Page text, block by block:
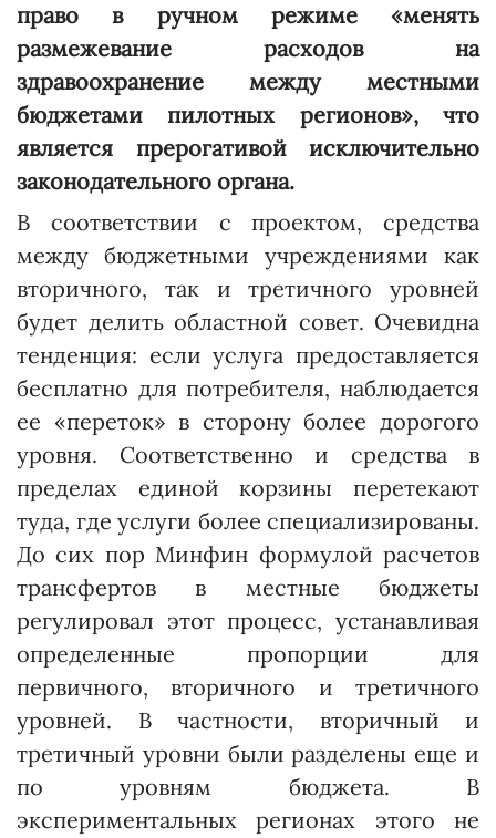
право в ручном режиме «менять
размежевание расходов на
здравоохранение между местными
бюджетами пилотных регионов», что
является прерогативой исключительно
законодательного органа.
В соответствии с проектом, средства
между бюджетными учреждениями как
вторичного, так и третичного уровней
будет делить областной совет. Очевидна
тенденция: если услуга предоставляется
бесплатно для потребителя, наблюдается
ее «переток» в сторону более дорогого
уровня. Соответст­венно и средст­ва в
пределах единой корзины перетекают
туда, где услуги более специализированы.
До сих пор Минфин формулой расчетов
трансфертов в местные бюджеты
регулировал этот процесс, устанавливая
определенные пропорции для
первичного, вторичного и третичного
уровней. В частности, вторичный и
третичный уровни были разделены еще и
по уровням бюджета. В
экспериментальных регионах этого не